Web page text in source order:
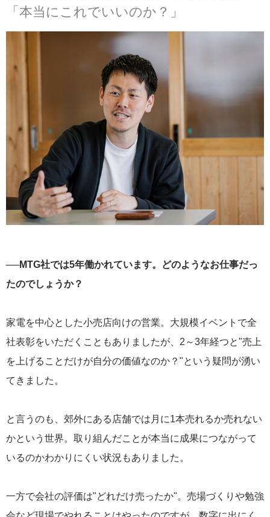
「本当にこれでいいのか？」
──MTG社では5年働かれています。どのようなお仕事だっ
たのでしょうか？
家電を中心とした小売店向けの営業。大規模イベントで全
社表彰をいただくこともありましたが、2～3年経つと"売上
を上げることだけが自分の価値なのか？"という疑問が湧い
てきました。
と言うのも、郊外にある店舗では月に1本売れるか売れない
かという世界。取り組んだことが本当に成果につながって
いるのかわかりにくい状況もありました。
一方で会社の評価は"どれだけ売ったか"。売場づくりや勉強